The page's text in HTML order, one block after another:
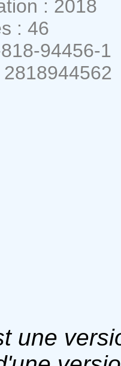
: 2018
: 46
94456-1
une